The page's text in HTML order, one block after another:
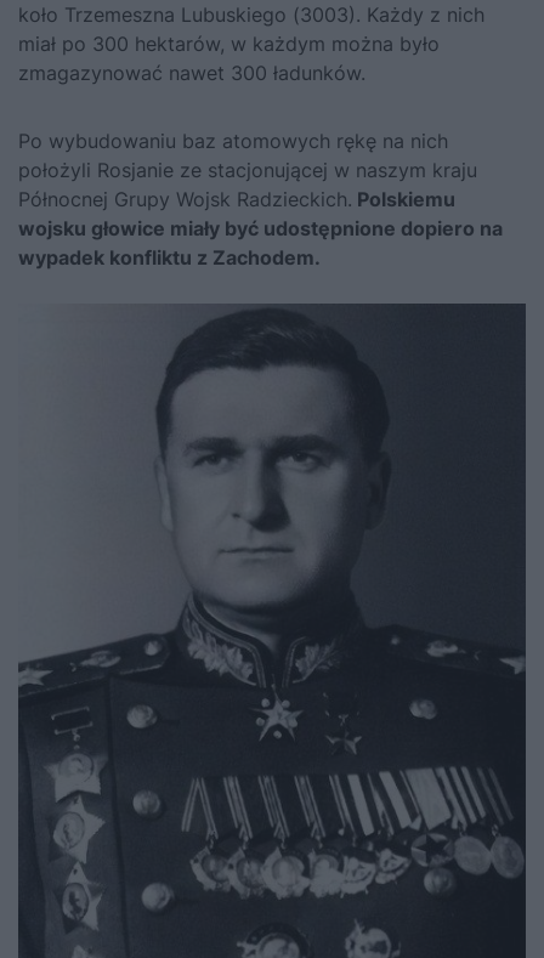
koło Trzemeszna Lubuskiego (3003). Każdy z nich
miał po 300 hektarów, w każdym można było
zmagazynować nawet 300 ładunków.
Po wybudowaniu baz atomowych rękę na nich
położyli Rosjanie ze stacjonującej w naszym kraju
Północnej Grupy Wojsk Radzieckich. Polskiemu
wojsku głowice miały być udostępnione dopiero na
wypadek konfliktu z Zachodem.